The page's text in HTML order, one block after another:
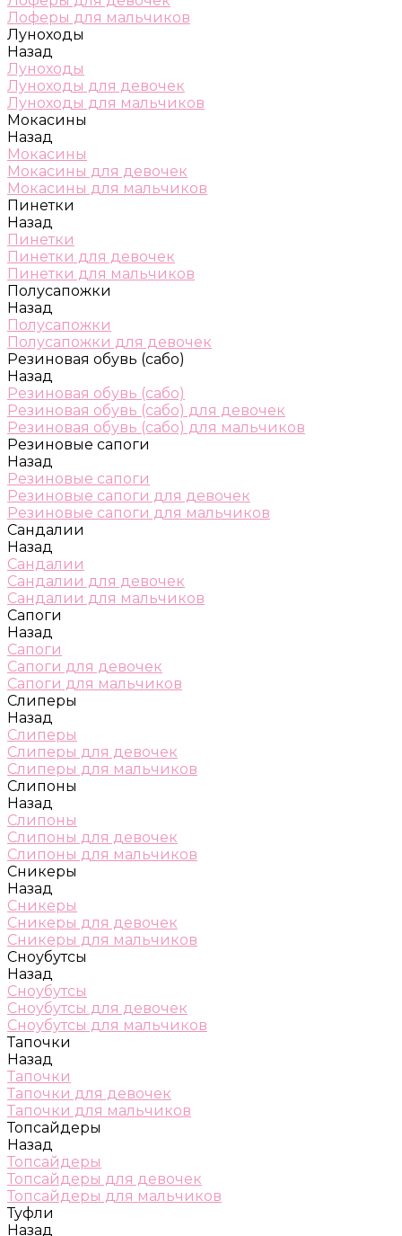
Лоферы для мальчиков
Луноходы
Назад
Луноходы
Луноходы для девочек
Луноходы для мальчиков
Мокасины
Назад
Мокасины
Мокасины для девочек
Мокасины для мальчиков
Пинетки
Назад
Пинетки
Пинетки для девочек
Пинетки для мальчиков
Полусапожки
Назад
Полусапожки
Полусапожки для девочек
Резиновая обувь (сабо)
Назад
Резиновая обувь (сабо)
Резиновая обувь (сабо) для девочек
Резиновая обувь (сабо) для мальчиков
Резиновые сапоги
Назад
Резиновые сапоги
Резиновые сапоги для девочек
Резиновые сапоги для мальчиков
Сандалии
Назад
Сандалии
Сандалии для девочек
Сандалии для мальчиков
Сапоги
Назад
Сапоги
Сапоги для девочек
Сапоги для мальчиков
Слиперы
Назад
Слиперы
Слиперы для девочек
Слиперы для мальчиков
Слипоны
Назад
Слипоны
Слипоны для девочек
Слипоны для мальчиков
Сникеры
Назад
Сникеры
Сникеры для девочек
Сникеры для мальчиков
Сноубутсы
Назад
Сноубутсы
Сноубутсы для девочек
Сноубутсы для мальчиков
Тапочки
Назад
Тапочки
Тапочки для девочек
Тапочки для мальчиков
Топсайдеры
Назад
Топсайдеры
Топсайдеры для девочек
Топсайдеры для мальчиков
Туфли
Назад